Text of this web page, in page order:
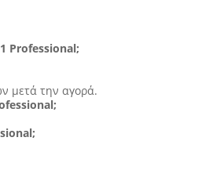
Professional;
μετά την αγορά.